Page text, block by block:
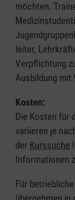
möchten.
leiter,
Verpflichtung
Ausbildung mit
Kosten:
Die Kosten für
variieren je
der Kurssuche
Informationen
Für